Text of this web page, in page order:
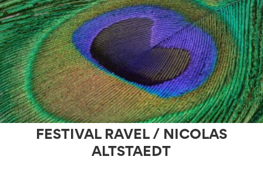
FESTIVAL RAVEL / NICOLAS
ALTSTAEDT